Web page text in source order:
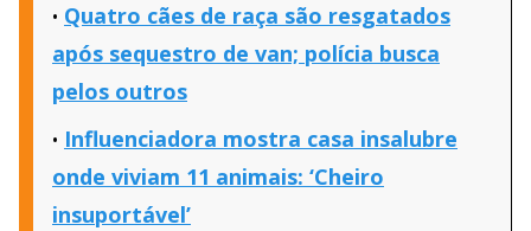
Quatro cães de raça são resgatados
após sequestro de van; polícia busca
pelos outros
Influenciadora mostra casa insalubre
onde viviam 11 animais: ‘Cheiro
insuportável’